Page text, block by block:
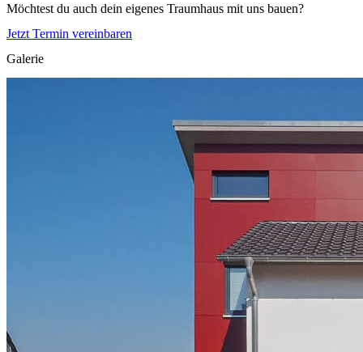
Möchtest du auch dein eigenes Traumhaus mit uns bauen?
Jetzt Termin vereinbaren
Galerie